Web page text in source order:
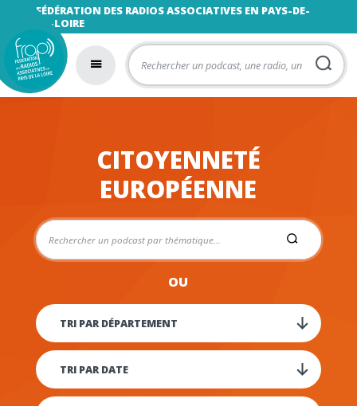
FÉDÉRATION DES RADIOS ASSOCIATIVES EN PAYS-DE-
LA-LOIRE
CITOYENNETÉ
EUROPÉENNE
OU